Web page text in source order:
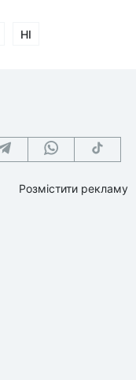
НІ
Розмістити рекламу